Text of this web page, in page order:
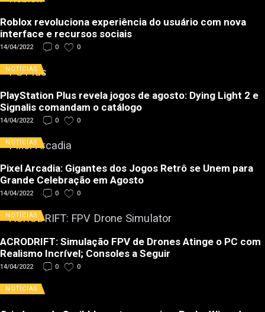
Roblox revoluciona experiência do usuário com nova
interface e recursos sociais
14/04/2022 0 0
NOTÍCIAS
PlayStation Plus revela jogos de agosto: Dying Light 2 e
Signalis comandam o catálogo
14/04/2022 0 0
NOTÍCIAS
Pixel Arcadia: Gigantes dos Jogos Retrô se Unem para
Grande Celebração em Agosto
14/04/2022 0 0
NOTÍCIAS
ACRODRIFT: Simulação FPV de Drones Atinge o PC com
Realismo Incrível; Consoles a Seguir
14/04/2022 0 0
NOTÍCIAS